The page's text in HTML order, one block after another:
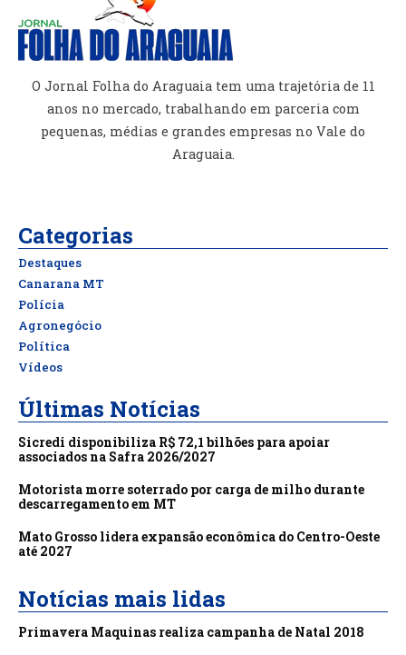
O Jornal Folha do Araguaia tem uma trajetória de 11
anos no mercado, trabalhando em parceria com
pequenas, médias e grandes empresas no Vale do
Araguaia.
Categorias
Destaques
Canarana MT
Polícia
Agronegócio
Política
Vídeos
Últimas Notícias
Sicredi disponibiliza R$ 72,1 bilhões para apoiar
associados na Safra 2026/2027
Motorista morre soterrado por carga de milho durante
descarregamento em MT
Mato Grosso lidera expansão econômica do Centro-Oeste
até 2027
Notícias mais lidas
Primavera Maquinas realiza campanha de Natal 2018